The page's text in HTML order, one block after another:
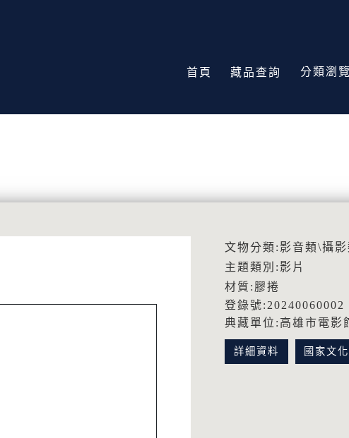
首頁 藏品查詢 分類瀏覽
文物分類:影音類\攝影
主題類別:影片
材質:膠捲
登錄號:20240060002
典藏單位:高雄市電影
詳細資料 國家文